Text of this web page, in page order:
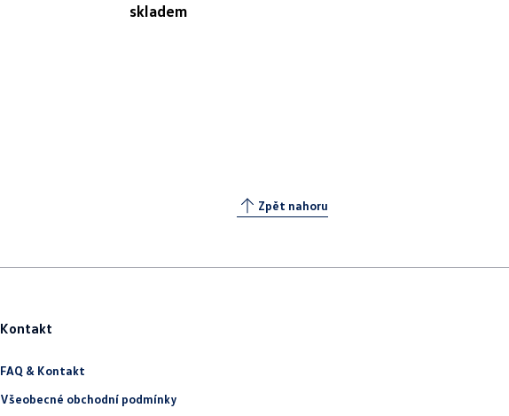
skladem
Zpět nahoru
Kontakt
FAQ & Kontakt
Všeobecné obchodní podmínky